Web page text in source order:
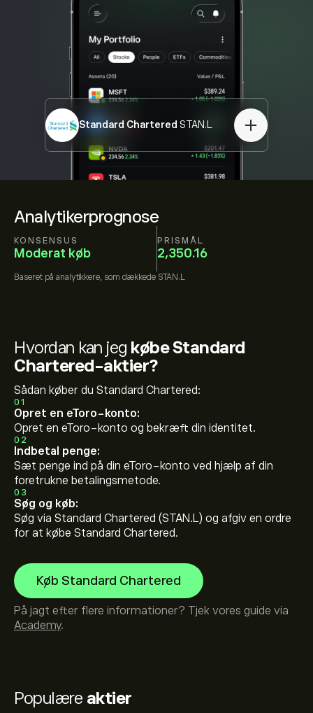
Analytikerprognose
KONSENSUS
Moderat køb
PRISMÅL
2,350.16
Baseret på analytikkere, som dækkede STAN.L
Standard Chartered STAN.L
Populære aktier
Hvordan kan jeg købe Standard
Chartered-aktier?
Sådan køber du Standard Chartered:
01
Opret en eToro-konto:
Opret en eToro-konto og bekræft din identitet.
02
Indbetal penge:
Sæt penge ind på din eToro-konto ved hjælp af din
foretrukne betalingsmetode.
03
Søg og køb:
Søg via Standard Chartered (STAN.L) og afgiv en ordre
for at købe Standard Chartered.
Køb Standard Chartered
På jagt efter flere informationer? Tjek vores guide via
Academy.